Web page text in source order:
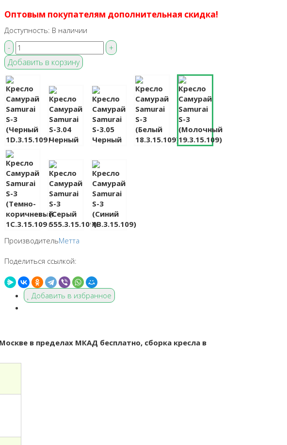
Оптовым покупателям дополнительная скидка!
Доступность: В наличии
ПроизводительМетта
Поделиться ссылкой:
Добавить в избранное
в пределах МКАД бесплатно, сборка кресла в